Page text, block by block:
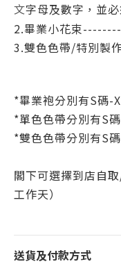
文字母及數字 ，並
2.畢業小花束
3.雙色色帶/特別製
*畢業袍分別有S碼-
*單色色帶分別有S
*雙色色帶分別有S
閣下可選擇到店自
工作天）
送貨及付款方式